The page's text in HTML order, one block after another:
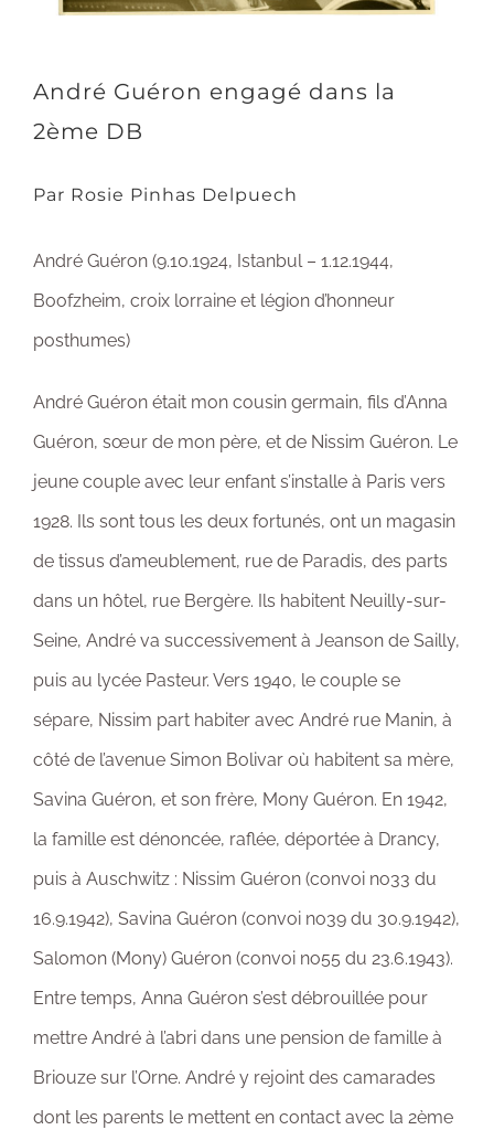
André Guéron engagé dans la
2ème DB
Par Rosie Pinhas Delpuech
André Guéron (9.10.1924, Istanbul – 1.12.1944,
Boofzheim, croix lorraine et légion d’honneur
posthumes)
André Guéron était mon cousin germain, fils d’Anna
Guéron, sœur de mon père, et de Nissim Guéron. Le
jeune couple avec leur enfant s’installe à Paris vers
1928. Ils sont tous les deux fortunés, ont un magasin
de tissus d’ameublement, rue de Paradis, des parts
dans un hôtel, rue Bergère. Ils habitent Neuilly-sur-
Seine, André va successivement à Jeanson de Sailly,
puis au lycée Pasteur. Vers 1940, le couple se
sépare, Nissim part habiter avec André rue Manin, à
côté de l’avenue Simon Bolivar où habitent sa mère,
Savina Guéron, et son frère, Mony Guéron. En 1942,
la famille est dénoncée, raflée, déportée à Drancy,
puis à Auschwitz : Nissim Guéron (convoi no33 du
16.9.1942), Savina Guéron (convoi no39 du 30.9.1942),
Salomon (Mony) Guéron (convoi no55 du 23.6.1943).
Entre temps, Anna Guéron s’est débrouillée pour
mettre André à l’abri dans une pension de famille à
Briouze sur l’Orne. André y rejoint des camarades
dont les parents le mettent en contact avec la 2ème